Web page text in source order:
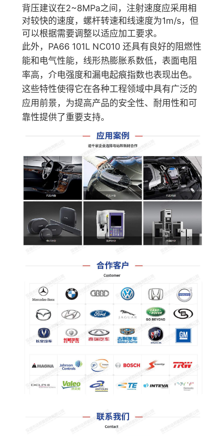
背压建议在2~8MPa之间，注射速度应采用相
对较快的速度，螺杆转速和线速度为1m/s，但
可以根据需要调整以适应加工要求。
此外，PA66 101L NC010 还具有良好的阻燃性
能和电气性能，线形热膨胀系数低，表面电阻
率高，介电强度和漏电起痕指数也表现出色。
这些特性使得它在各种工程领域中具有广泛的
应用前景，为提高产品的安全性、耐用性和可
靠性提供了重要支持。